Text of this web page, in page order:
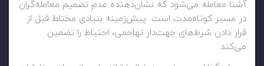
آشنا معامله می‌شود که نشان‌دهنده عدم تصمیم معامله‌گران
در مسیر کوتاه‌مدت است. پیش‌زمینه بنیادی مختلط قبل از
قرار دادن شرط‌های جهت‌دار تهاجمی، احتیاط را تضمین
می‌کند.